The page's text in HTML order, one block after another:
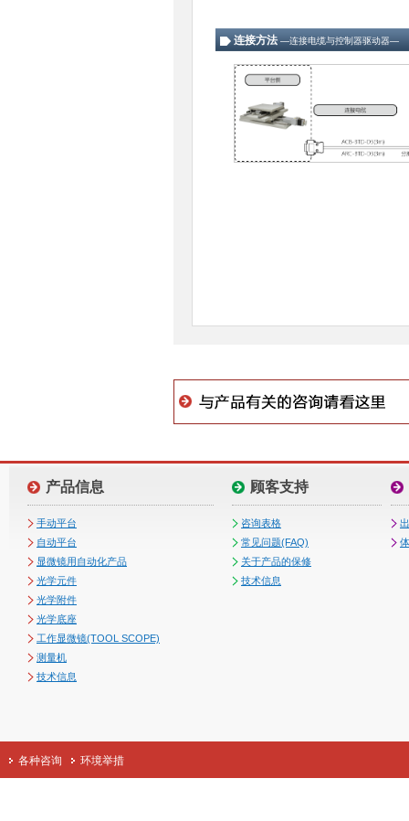
连接方法―连接电缆与控制器驱动器―
产品信息
手动平台
自动平台
显微镜用自动化产品
光学元件
光学附件
光学底座
工作显微镜(TOOL SCOPE)
测量机
技术信息
顾客支持
咨询表格
常见问题(FAQ)
关于产品的保修
技术信息
各种咨询 环境举措